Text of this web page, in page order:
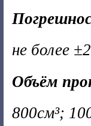
не более
Объём
800см³;